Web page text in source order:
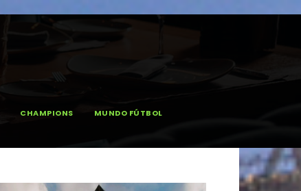
CHAMPIONS MUNDO FÚTBOL